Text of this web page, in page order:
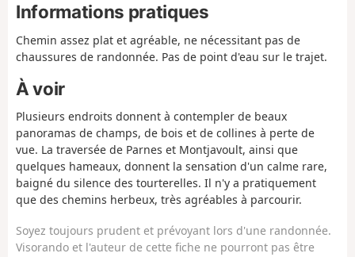
Informations pratiques
Chemin assez plat et agréable, ne nécessitant pas de
chaussures de randonnée. Pas de point d'eau sur le trajet.
À voir
Plusieurs endroits donnent à contempler de beaux
panoramas de champs, de bois et de collines à perte de
vue. La traversée de Parnes et Montjavoult, ainsi que
quelques hameaux, donnent la sensation d'un calme rare,
baigné du silence des tourterelles. Il n'y a pratiquement
que des chemins herbeux, très agréables à parcourir.
Soyez toujours prudent et prévoyant lors d'une randonnée.
Visorando et l'auteur de cette fiche ne pourront pas être